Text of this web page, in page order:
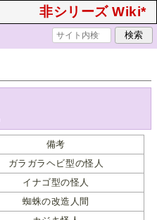
非シリーズ Wiki*
備考
ガラガラヘビ型の怪人
イナゴ型の怪人
蜘蛛の改造人間